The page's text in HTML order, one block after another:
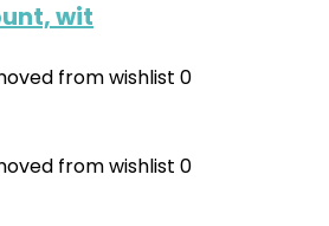
wit
from wishlist 0
from wishlist 0